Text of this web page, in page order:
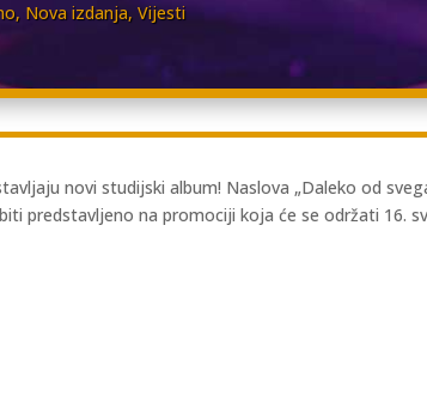
, Nova izdanja, Vijesti
novi studijski album! Naslova „Daleko od
predstavljeno na promociji koja će se održati 16.